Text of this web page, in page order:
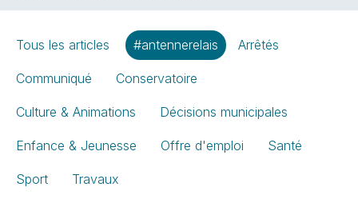
Tous les articles #antennerelais Arrêtés
Communiqué Conservatoire
Culture & Animations Décisions municipales
Enfance & Jeunesse Offre d'emploi Santé
Sport Travaux